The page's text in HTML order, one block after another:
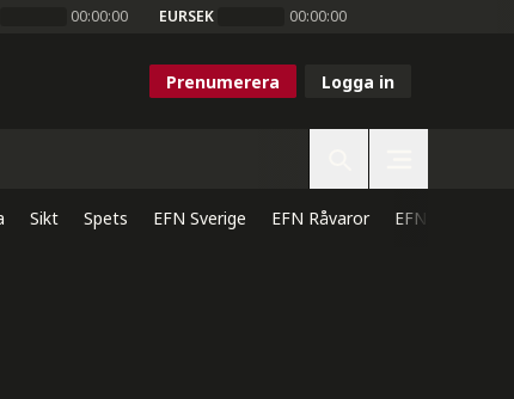
00:00:00 EURSEK 00:00:00
Prenumerera Logga in
Sikt Spets EFN Sverige EFN Råvaror EFN Direkt